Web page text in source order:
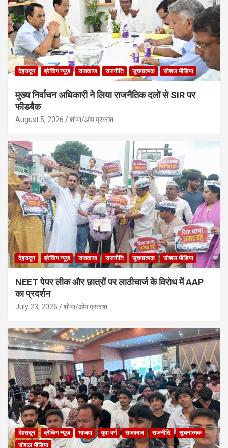
देहरादून ब्रेकिंग न्यूज़ राजकाज राजनीति सूचनात्मक सोशल मीडिया
मुख्य निर्वाचन अधिकारी ने लिया राजनैतिक दलों से SIR पर
फीडबैक
August 5, 2026 शोभा/ओम प्रकाश
देहरादून ब्रेकिंग न्यूज़ राजकाज राजनीति सूचनात्मक सोशल मीडिया
NEET पेपर लीक और छात्रों पर लाठीचार्ज के विरोध में AAP
का प्रदर्शन
July 23, 2026 शोभा/ओम प्रकाश
देहरादून ब्रेकिंग न्यूज़ भाजपा युवा वर्ग राजकाज राजनीति
सूचनात्मक
सोशल मीडिया